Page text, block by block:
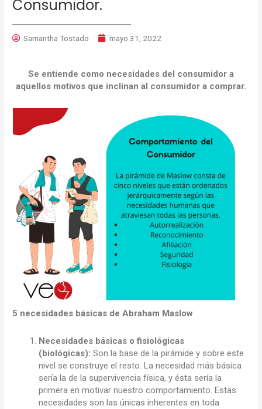
Consumidor.
Samantha Tostado mayo 31, 2022
Se entiende como necesidades del consumidor a
aquellos motivos que inclinan al consumidor a comprar.
5 necesidades básicas de Abraham Maslow
Necesidades básicas o fisiológicas
(biológicas):Son la base de la pirámide y sobre este
nivel se construye el resto. La necesidad más básica
sería la de la supervivencia física, y ésta sería la
primera en motivar nuestro comportamiento. Estas
necesidades son las únicas inherentes en toda